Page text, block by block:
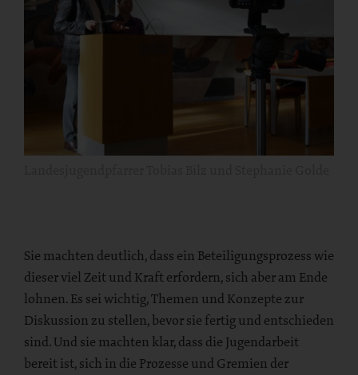
Sie machten deutlich, dass ein Beteiligungsprozess wie
dieser viel Zeit und Kraft erfordern, sich aber am Ende
lohnen. Es sei wichtig, Themen und Konzepte zur
Diskussion zu stellen, bevor sie fertig und entschieden
sind. Und sie machten klar, dass die Jugendarbeit
bereit ist, sich in die Prozesse und Gremien der